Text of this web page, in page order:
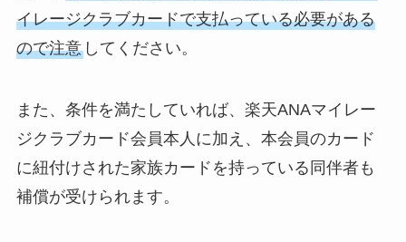
イレージクラブカードで支払っている必要がある
ので注意してください。
また、条件を満たしていれば、楽天ANAマイレー
ジクラブカード会員本人に加え、本会員のカード
に紐付けされた家族カードを持っている同伴者も
補償が受けられます。